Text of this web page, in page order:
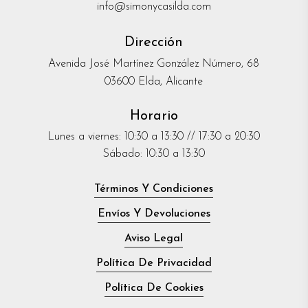
info@simonycasilda.com
Dirección
Avenida José Martínez González Número, 68
03600 Elda, Alicante
Horario
Lunes a viernes: 10:30 a 13:30 // 17:30 a 20:30
Sábado: 10:30 a 13:30
Términos Y Condiciones
Envíos Y Devoluciones
Aviso Legal
Política De Privacidad
Política De Cookies